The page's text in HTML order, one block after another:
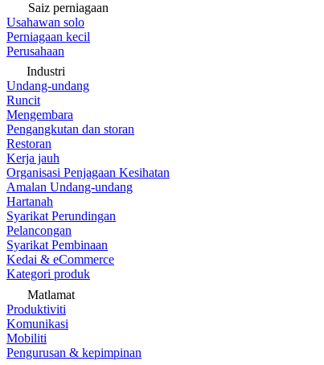
Saiz perniagaan
Usahawan solo
Perniagaan kecil
Perusahaan
Industri
Undang-undang
Runcit
Mengembara
Pengangkutan dan storan
Restoran
Kerja jauh
Organisasi Penjagaan Kesihatan
Amalan Undang-undang
Hartanah
Syarikat Perundingan
Pelancongan
Syarikat Pembinaan
Kedai & eCommerce
Kategori produk
Matlamat
Produktiviti
Komunikasi
Mobiliti
Pengurusan & kepimpinan